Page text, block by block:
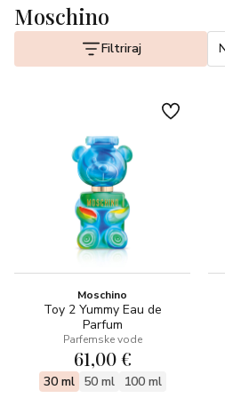
Moschino
Filtriraj
Moschino
Toy 2 Yummy Eau de
Parfum
Parfemske vode
61,00 €
30 ml 50 ml 100 ml